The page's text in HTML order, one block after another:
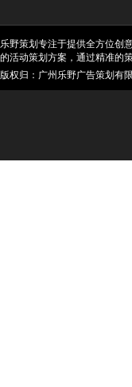
乐野策划专注于提供全方位创
的活动策划方案，通过精准的
版权归：广州乐野广告策划有